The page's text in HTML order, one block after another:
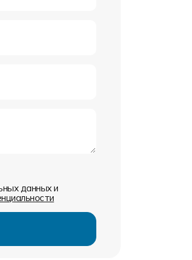
данных и